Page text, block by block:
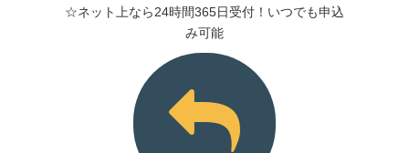
☆ネット上なら24時間365日受付！いつでも申込
み可能